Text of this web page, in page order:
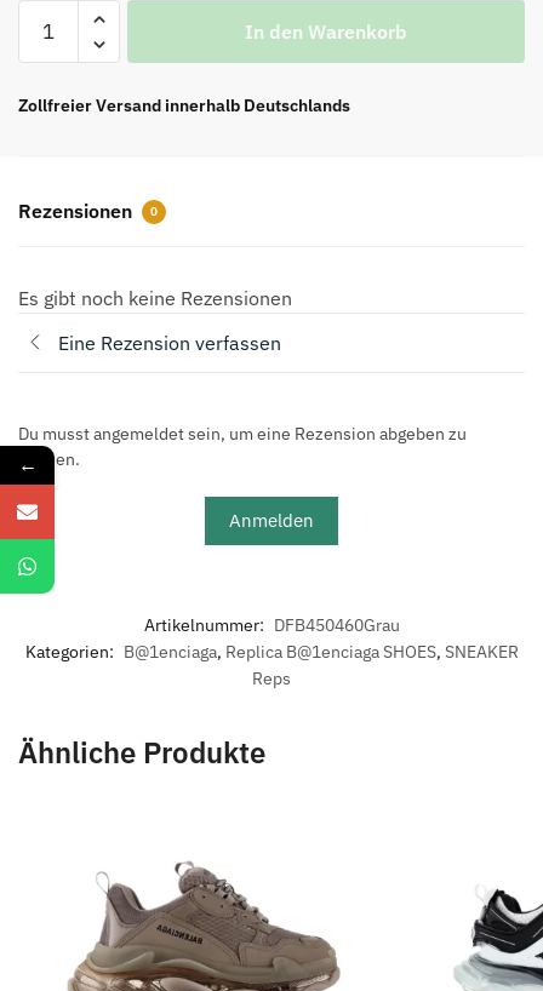
B@1enciaga
Herren
Worn-
Grau
Menge
In den Warenkorb
Zollfreier Versand innerhalb Deutschlands
Rezensionen 0
Es gibt noch keine Rezensionen
Eine Rezension verfassen
Du musst angemeldet sein, um eine Rezension abgeben zu
können.
Anmelden
Artikelnummer: DFB450460Grau
Kategorien: B@1enciaga, Replica B@1enciaga SHOES, SNEAKER
Reps
Ähnliche Produkte
←